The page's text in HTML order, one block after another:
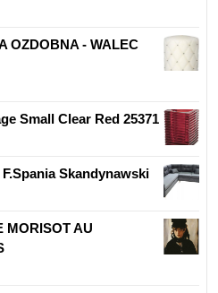
OZDOBNA - WALEC
Small Clear Red 25371
Skandynawski
MORISOT AU